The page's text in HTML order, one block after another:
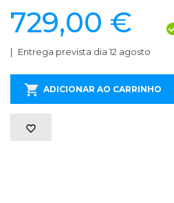
729,00 €
Entrega prevista dia 12 agosto
ADICIONAR AO CARRINHO